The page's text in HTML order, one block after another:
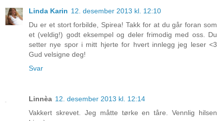
Linda Karin 12. desember 2013 kl. 12:10
Du er et stort forbilde, Spirea! Takk for at du går foran som
et (veldig!) godt eksempel og deler frimodig med oss. Du
setter nye spor i mitt hjerte for hvert innlegg jeg leser <3
Gud velsigne deg!
Svar
Linnèa 12. desember 2013 kl. 12:14
Vakkert skrevet. Jeg måtte tørke en tåre. Vennlig hilsen